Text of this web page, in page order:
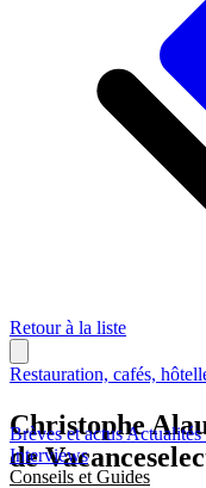
Brèves et actus
Interviews
Conseils et Guides
Retour à la liste
Restauration, cafés,
Christophe
de